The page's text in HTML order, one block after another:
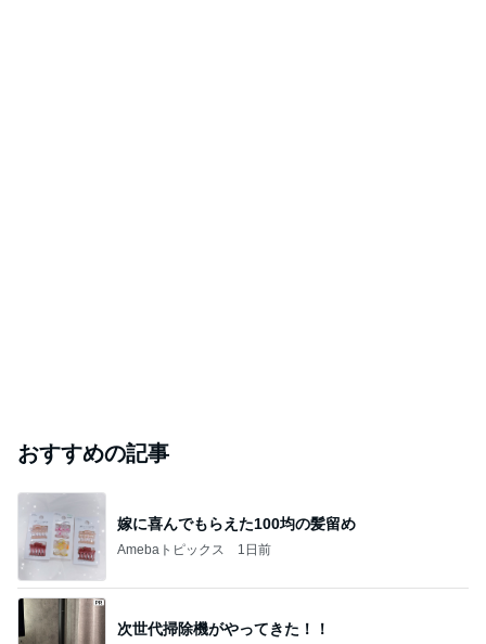
おすすめの記事
嫁に喜んでもらえた100均の髪留め
Amebaトピックス 1日前
次世代掃除機がやってきた！！